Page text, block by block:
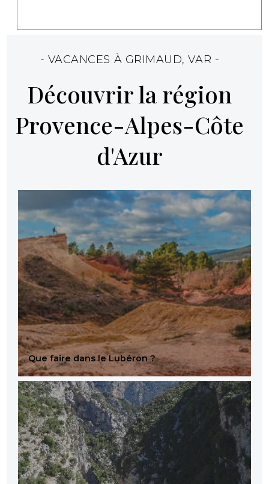
- VACANCES À GRIMAUD, VAR -
Découvrir la région
Provence-Alpes-Côte
d'Azur
Que faire dans le Lubéron ?